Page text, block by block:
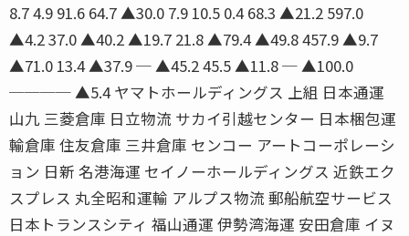
8.7 4.9 91.6 64.7 ▲30.0 7.9 10.5 0.4 68.3 ▲21.2 597.0
▲4.2 37.0 ▲40.2 ▲19.7 21.8 ▲79.4 ▲49.8 457.9 ▲9.7
▲71.0 13.4 ▲37.9 ─ ▲45.2 45.5 ▲11.8 ─ ▲100.0
──── ▲5.4 ヤマトホールディングス 上組 日本通運
山九 三菱倉庫 日立物流 サカイ引越センター 日本梱包運
輸倉庫 住友倉庫 三井倉庫 センコー アートコーポレーシ
ョン 日新 名港海運 セイノーホールディングス 近鉄エク
スプレス 丸全昭和運輸 アルプス物流 郵船航空サービス
日本トランスシティ 福山通運 伊勢湾海運 安田倉庫 イヌ